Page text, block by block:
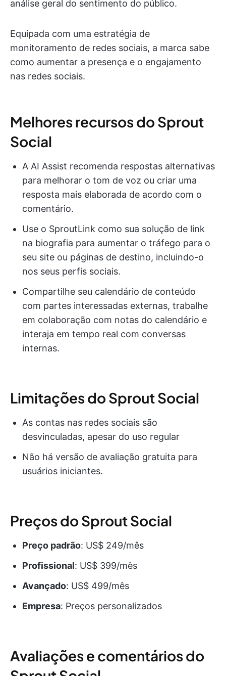
análise geral do sentimento do público.
Equipada com uma estratégia de
monitoramento de redes sociais, a marca sabe
como aumentar a presença e o engajamento
nas redes sociais.
Melhores recursos do Sprout
Social
A AI Assist recomenda respostas alternativas
para melhorar o tom de voz ou criar uma
resposta mais elaborada de acordo com o
comentário.
Use o SproutLink como sua solução de link
na biografia para aumentar o tráfego para o
seu site ou páginas de destino, incluindo-o
nos seus perfis sociais.
Compartilhe seu calendário de conteúdo
com partes interessadas externas, trabalhe
em colaboração com notas do calendário e
interaja em tempo real com conversas
internas.
Limitações do Sprout Social
As contas nas redes sociais são
desvinculadas, apesar do uso regular
Não há versão de avaliação gratuita para
usuários iniciantes.
Preços do Sprout Social
Preço padrão: US$ 249/mês
Profissional: US$ 399/mês
Avançado: US$ 499/mês
Empresa: Preços personalizados
Avaliações e comentários do